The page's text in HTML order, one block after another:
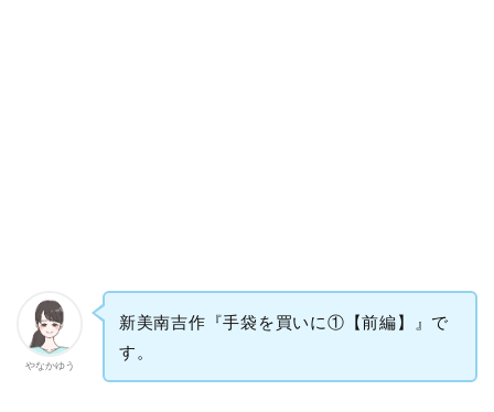
やなかゆう
新美南吉作『手袋を買いに①【前編】』で
す。